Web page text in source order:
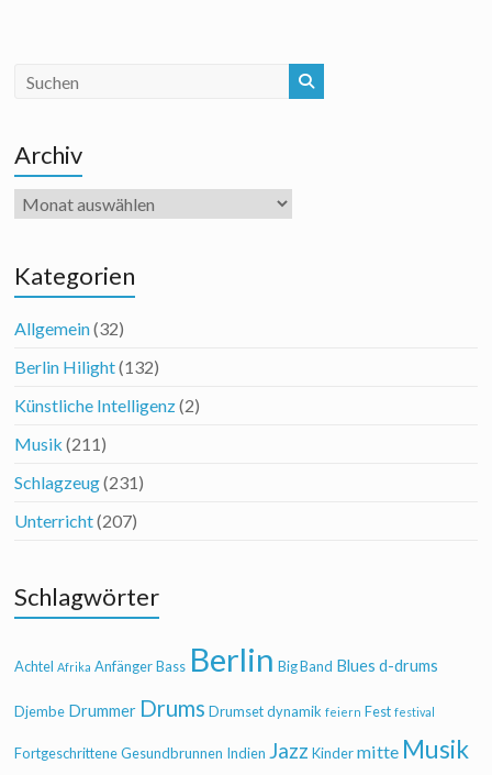
Archiv
Archiv
Kategorien
Allgemein(32)
Berlin Hilight(132)
Künstliche Intelligenz(2)
Musik (211)
Schlagzeug(231)
Unterricht(207)
Schlagwörter
Achtel Afrika Anfänger Bass Berlin Big Band Blues d-drums
Djembe Drummer Drums Drumset dynamik feiern Fest festival
Fortgeschrittene Gesundbrunnen Indien Jazz Kinder mitte Musik